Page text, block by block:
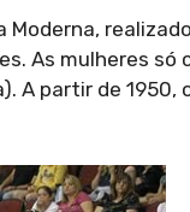
As mulheres só
A partir de 1950,